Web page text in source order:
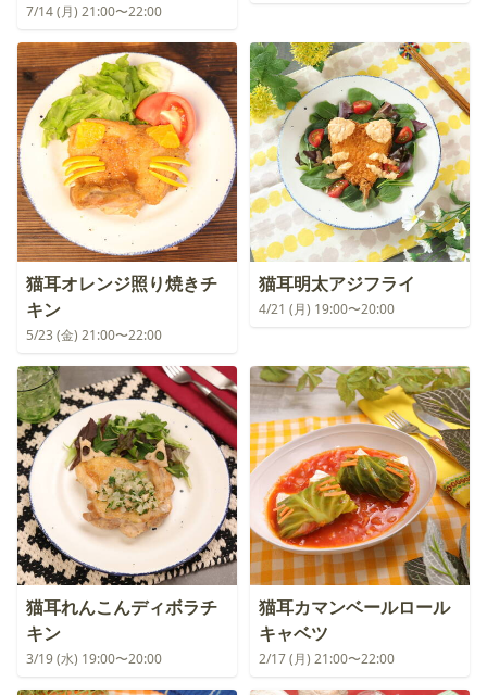
7/14 (月) 21:00〜22:00
猫耳オレンジ照り焼きチ
キン
5/23 (金) 21:00〜22:00
猫耳明太アジフライ
4/21 (月) 19:00〜20:00
猫耳れんこんディボラチ
キン
3/19 (水) 19:00〜20:00
猫耳カマンベールロール
キャベツ
2/17 (月) 21:00〜22:00